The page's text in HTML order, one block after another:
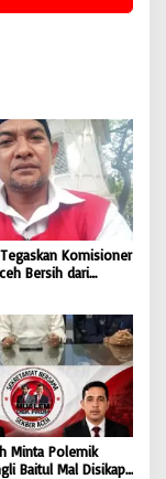
Komisioner
Bersih dari
| BONGKAR
Minta Polemik
Baitul Mal Disikapi